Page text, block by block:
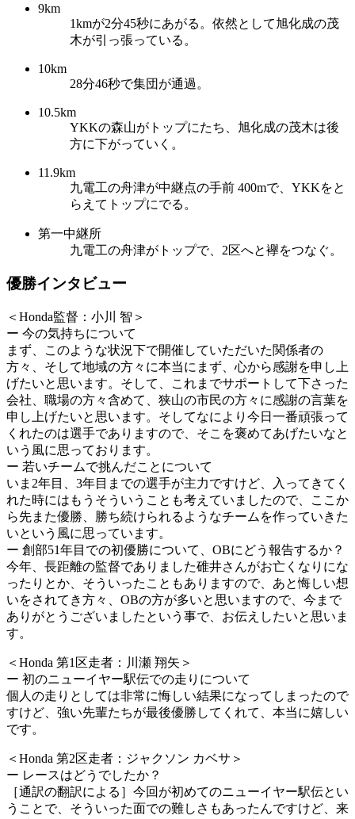
9km
1kmが2分45秒にあがる。依然として旭化成の茂
木が引っ張っている。
10km
28分46秒で集団が通過。
10.5km
YKKの森山がトップにたち、旭化成の茂木は後
方に下がっていく。
11.9km
九電工の舟津が中継点の手前 400mで、YKKをと
らえてトップにでる。
第一中継所
九電工の舟津がトップで、2区へと襷をつなぐ。
優勝インタビュー
＜Honda監督：小川 智＞
ー 今の気持ちについて
まず、このような状況下で開催していただいた関係者の
方々、そして地域の方々に本当にまず、心から感謝を申し上
げたいと思います。そして、これまでサポートして下さった
会社、職場の方々含めて、狭山の市民の方々に感謝の言葉を
申し上げたいと思います。そしてなにより今日一番頑張って
くれたのは選手でありますので、そこを褒めてあげたいなと
いう風に思っております。
ー 若いチームで挑んだことについて
いま2年目、3年目までの選手が主力ですけど、入ってきてく
れた時にはもうそういうことも考えていましたので、ここか
ら先また優勝、勝ち続けられるようなチームを作っていきた
いという風に思っています。
ー 創部51年目での初優勝について、OBにどう報告するか？
今年、長距離の監督でありました碓井さんがお亡くなりにな
ったりとか、そういったこともありますので、あと悔しい想
いをされてき方々、OBの方が多いと思いますので、今まで
ありがとうございましたという事で、お伝えしたいと思いま
す。
＜Honda 第1区走者：川瀬 翔矢＞
ー 初のニューイヤー駅伝での走りについて
個人の走りとしては非常に悔しい結果になってしまったので
すけど、強い先輩たちが最後優勝してくれて、本当に嬉しい
です。
＜Honda 第2区走者：ジャクソン カベサ＞
ー レースはどうでしたか？
［通訳の翻訳による］今回が初めてのニューイヤー駅伝とい
うことで、そういった面での難しさもあったんですけど、来